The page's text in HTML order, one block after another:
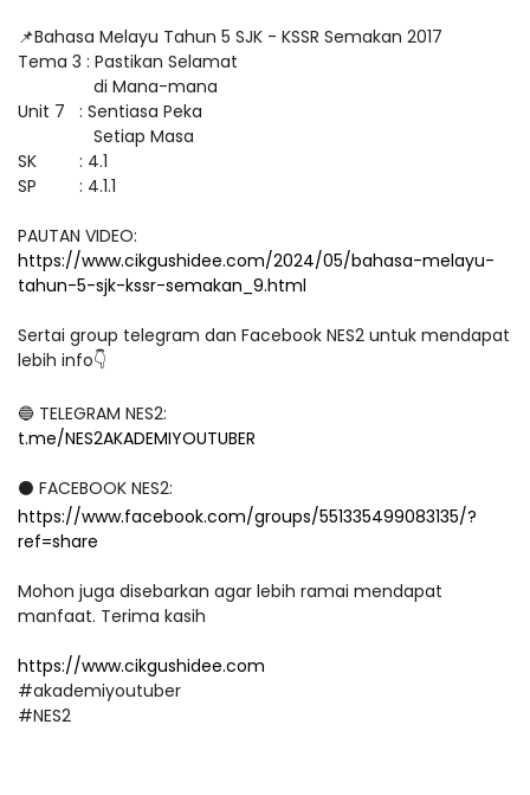
📌Bahasa Melayu Tahun 5 SJK - KSSR Semakan 2017
Tema 3 : Pastikan Selamat
di Mana-mana
Unit 7 : Sentiasa Peka
Setiap Masa
SK : 4.1
SP : 4.1.1
PAUTAN VIDEO:
https://www.cikgushidee.com/2024/05/bahasa-melayu-
tahun-5-sjk-kssr-semakan_9.html
Sertai group telegram dan Facebook NES2 untuk mendapat
lebih info👇
🔵 TELEGRAM NES2:
t.me/NES2AKADEMIYOUTUBER
⚫ FACEBOOK NES2:
https://www.facebook.com/groups/551335499083135/?
ref=share
Mohon juga disebarkan agar lebih ramai mendapat
manfaat. Terima kasih
https://www.cikgushidee.com
#akademiyoutuber
#NES2